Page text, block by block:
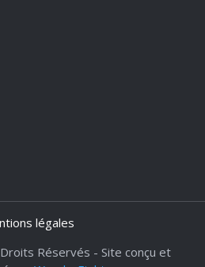
légales
Réservés - Site conçu et